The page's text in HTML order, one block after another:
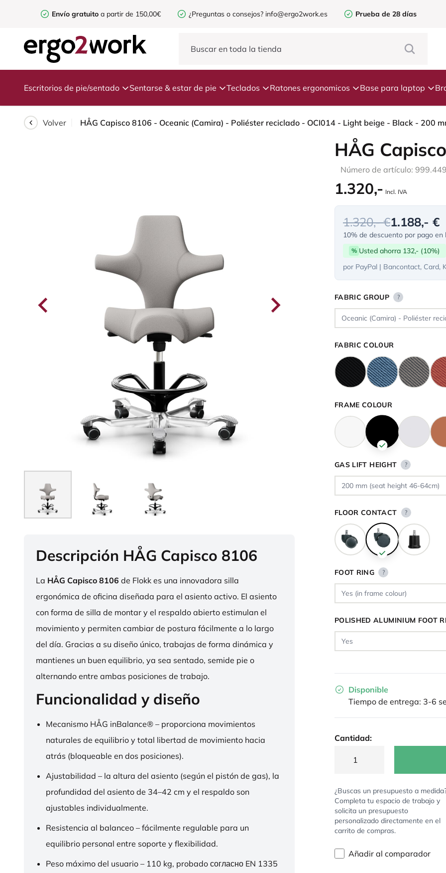
Envío gratuito a partir de 150,00€ ¿Preguntas o consejos? info@ergo2work.es Prueba de 28 días
Escritorios de pie/sentado Sentarse & estar de pie Teclados Ratones ergonomicos Base para laptop
Volver HÅG Capisco 8106 - Oceanic (Camira) - Poliéster reciclado - OCI014 - Light beige - Black - 200
Descripción HÅG Capisco 8106
La HÅG Capisco 8106 de Flokk es una innovadora silla
ergonómica de oficina diseñada para el asiento activo. El asiento
con forma de silla de montar y el respaldo abierto estimulan el
movimiento y permiten cambiar de postura fácilmente a lo largo
del día. Gracias a su diseño único, trabajas de forma dinámica y
mantienes un buen equilibrio, ya sea sentado, semide pie o
alternando entre ambas posiciones de trabajo.
Funcionalidad y diseño
Mecanismo HÅG inBalance® – proporciona movimientos
naturales de equilibrio y total libertad de movimiento hacia
atrás (bloqueable en dos posiciones).
Ajustabilidad – la altura del asiento (según el pistón de gas), la
profundidad del asiento de 34–42 cm y el respaldo son
ajustables individualmente.
Resistencia al balanceo – fácilmente regulable para un
equilibrio personal entre soporte y flexibilidad.
Peso máximo del usuario – 110 kg, probado согласно EN 1335
HÅG
Número de artículo:
1.320,- Incl. IVA
1.320,- €1.188,- €
10% de descuento por pago en
% Usted ahorra 132,- (10%)
por PayPal | Bancontact, Card,
FABRIC GROUP ?
FABRIC COLOUR
FRAME COLOUR
GAS LIFT HEIGHT ?
FLOOR CONTACT ?
FOOT RING ?
POLISHED ALUMINIUM FOOT
Disponible
Tiempo de entrega: 3-6
Cantidad:
¿Buscas un presupuesto a
Completa tu espacio de trabajo y
solicita un presupuesto
personalizado directamente en el
carrito de compras.
Añadir al comparador